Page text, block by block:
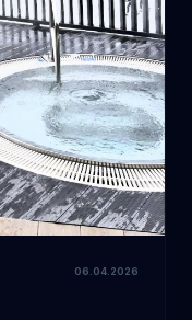
06.04.2026